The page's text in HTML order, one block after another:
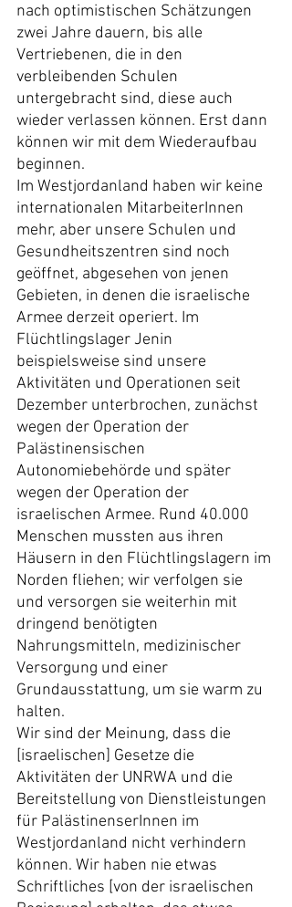
nach optimistischen Schätzungen
zwei Jahre dauern, bis alle
Vertriebenen, die in den
verbleibenden Schulen
untergebracht sind, diese auch
wieder verlassen können. Erst dann
können wir mit dem Wiederaufbau
beginnen.
Im Westjordanland haben wir keine
internationalen MitarbeiterInnen
mehr, aber unsere Schulen und
Gesundheitszentren sind noch
geöffnet, abgesehen von jenen
Gebieten, in denen die israelische
Armee derzeit operiert. Im
Flüchtlingslager Jenin
beispielsweise sind unsere
Aktivitäten und Operationen seit
Dezember unterbrochen, zunächst
wegen der Operation der
Palästinensischen
Autonomiebehörde und später
wegen der Operation der
israelischen Armee. Rund 40.000
Menschen mussten aus ihren
Häusern in den Flüchtlingslagern im
Norden fliehen; wir verfolgen sie
und versorgen sie weiterhin mit
dringend benötigten
Nahrungsmitteln, medizinischer
Versorgung und einer
Grundausstattung, um sie warm zu
halten.
Wir sind der Meinung, dass die
[israelischen] Gesetze die
Aktivitäten der UNRWA und die
Bereitstellung von Dienstleistungen
für PalästinenserInnen im
Westjordanland nicht verhindern
können. Wir haben nie etwas
Schriftliches [von der israelischen